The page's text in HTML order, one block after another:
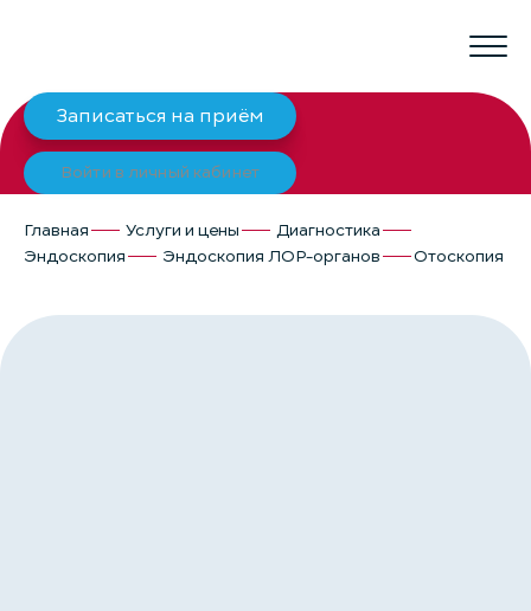
Записаться на приём
Войти в личный кабинет
Главная Услуги и цены
Диагностика
Эндоскопия
Эндоскопия ЛОР-органов Отоскопия